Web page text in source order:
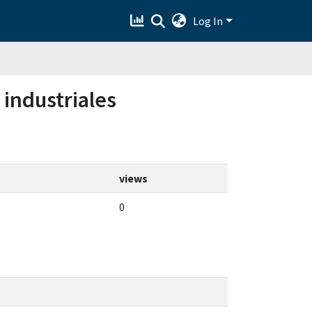
Log In
industriales
views
0